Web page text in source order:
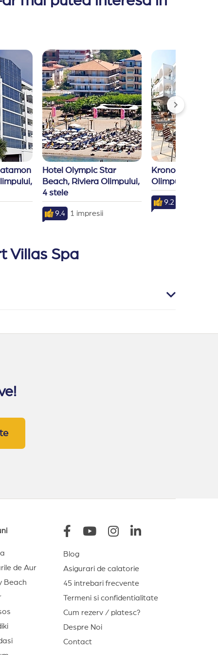
Hotel Olympic Star
Beach, Riviera Olimpului,
4 stele
9.4 1 impresii
Kronos Hotel,
Olimpului, 3 stele
9.2
Villas Spa
de Aur
Beach
Blog
Asigurari de calatorie
45 intrebari frecvente
Termeni si confidentialitate
Cum rezerv / platesc?
Despre Noi
Contact